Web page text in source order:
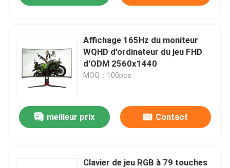
Affichage 165Hz du moniteur
WQHD d'ordinateur du jeu FHD
d'ODM 2560x1440
MOQ：100pcs
meilleur prix Contact
Clavier de jeu RGB à 79 touches